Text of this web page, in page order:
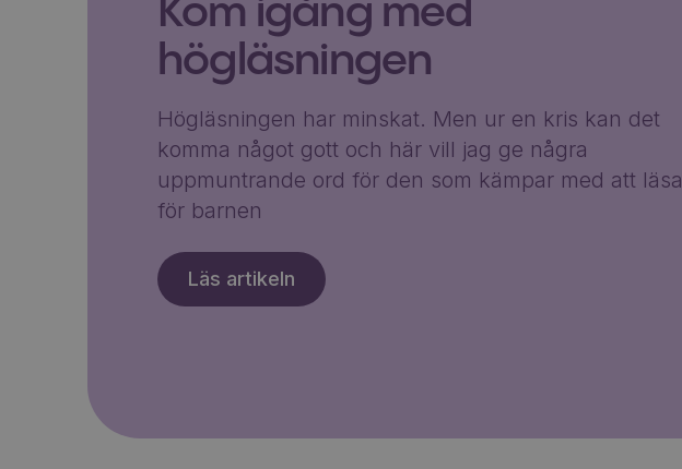
Kom igång med
högläsningen
Högläsningen har minskat. Men ur en kris kan det
komma något gott och här vill jag ge några
uppmuntrande ord för den som kämpar med att läsa
för barnen
Läs artikeln